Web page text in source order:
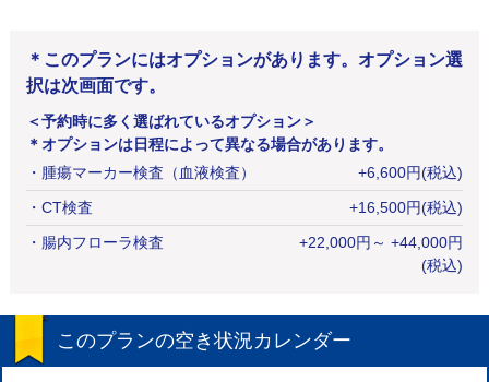
＊このプランにはオプションがあります。オプション選
択は次画面です。
＜予約時に多く選ばれているオプション＞
＊オプションは日程によって異なる場合があります。
・ 腫瘍マーカー検査（血液検査） +6,600円(税込)
・ CT検査 +16,500円(税込)
・ 腸内フローラ検査 +22,000円 ～ +44,000円
(税込)
このプランの空き状況カレンダー